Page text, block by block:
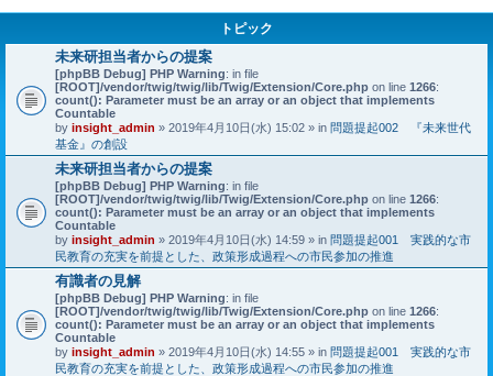
トピック
未来研担当者からの提案
[phpBB Debug] PHP Warning: in file
[ROOT]/vendor/twig/twig/lib/Twig/Extension/Core.php on line 1266:
count(): Parameter must be an array or an object that implements
Countable
by insight_admin » 2019年4月10日(水) 15:02 » in 問題提起002 『未来世代
基金』の創設
未来研担当者からの提案
[phpBB Debug] PHP Warning: in file
[ROOT]/vendor/twig/twig/lib/Twig/Extension/Core.php on line 1266:
count(): Parameter must be an array or an object that implements
Countable
by insight_admin » 2019年4月10日(水) 14:59 » in 問題提起001 実践的な市
民教育の充実を前提とした、政策形成過程への市民参加の推進
有識者の見解
[phpBB Debug] PHP Warning: in file
[ROOT]/vendor/twig/twig/lib/Twig/Extension/Core.php on line 1266:
count(): Parameter must be an array or an object that implements
Countable
by insight_admin » 2019年4月10日(水) 14:55 » in 問題提起001 実践的な市
民教育の充実を前提とした、政策形成過程への市民参加の推進